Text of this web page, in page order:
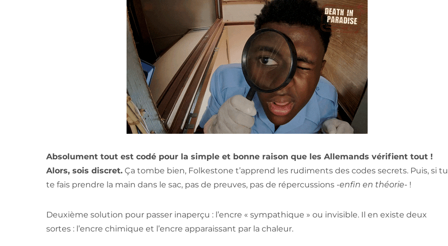
Absolument tout est codé pour la simple et bonne raison que les Allemands vérifient tout !
Alors, sois discret. Ça tombe bien, Folkestone t’apprend les rudiments des codes secrets. Puis, si tu
te fais prendre la main dans le sac, pas de preuves, pas de répercussions -enfin en théorie- !
Deuxième solution pour passer inaperçu : l’encre « sympathique » ou invisible. Il en existe deux
sortes : l’encre chimique et l’encre apparaissant par la chaleur.